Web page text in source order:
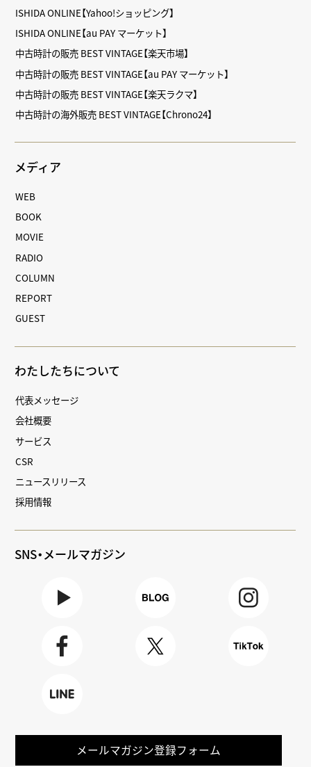
ISHIDA ONLINE【Yahoo!ショッピング】
ISHIDA ONLINE【au PAY マーケット】
中古時計の販売 BEST VINTAGE【楽天市場】
中古時計の販売 BEST VINTAGE【au PAY マーケット】
中古時計の販売 BEST VINTAGE【楽天ラクマ】
中古時計の海外販売 BEST VINTAGE【Chrono24】
メディア
WEB
BOOK
MOVIE
RADIO
COLUMN
REPORT
GUEST
わたしたちについて
代表メッセージ
会社概要
サービス
CSR
ニュースリリース
採用情報
SNS・メールマガジン
メールマガジン登録フォーム